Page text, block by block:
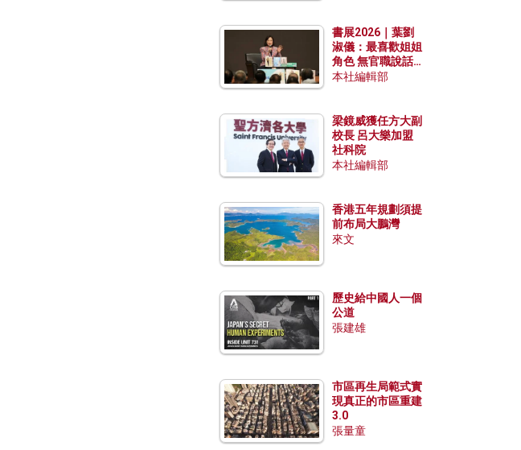
書展2026｜葉劉
淑儀：最喜歡姐姐
角色 無官職說話
包袱少
本社編輯部
梁鏡威獲任方大副
校長 呂大樂加盟
社科院
本社編輯部
香港五年規劃須提
前布局大鵬灣
來文
歷史給中國人一個
公道
張建雄
市區再生局範式實
現真正的市區重建
3.0
張量童